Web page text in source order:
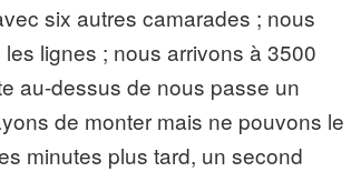
six autres camarades ; nous
lignes ; nous arrivons à 3500
au-dessus de nous passe un
de monter mais ne pouvons le
minutes plus tard, un second